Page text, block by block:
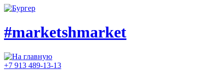
#marketshmarket
+7 913 489-13-13